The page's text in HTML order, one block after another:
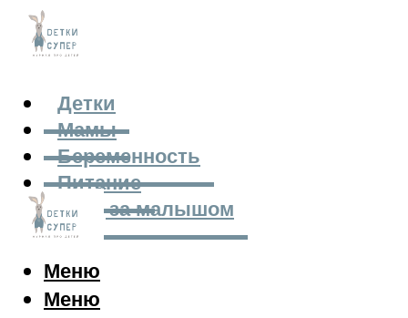
Детки
Мамы
Беременность
Питание
Уход за малышом
Меню
Меню